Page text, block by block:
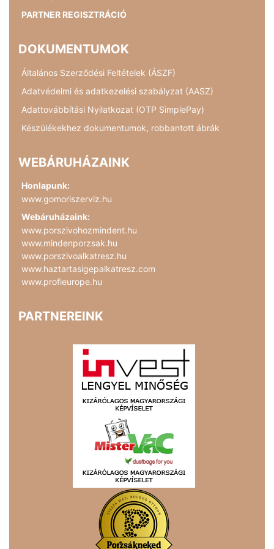
PARTNER REGISZTRÁCIÓ
DOKUMENTUMOK
Általános Szerződési Feltételek (ÁSZF)
Adatvédelmi és adatkezelési szabályzat (AASZ)
Adattovábbítási Nyilatkozat (OTP SimplePay)
Készülékekhez dokumentumok, robbantott ábrák
WEBÁRUHÁZAINK
Honlapunk:
www.gomoriszerviz.hu
Webáruházaink:
www.porszivohozmindent.hu
www.mindenporzsak.hu
www.porszivoalkatresz.hu
www.haztartasigepalkatresz.com
www.profieurope.hu
PARTNEREINK